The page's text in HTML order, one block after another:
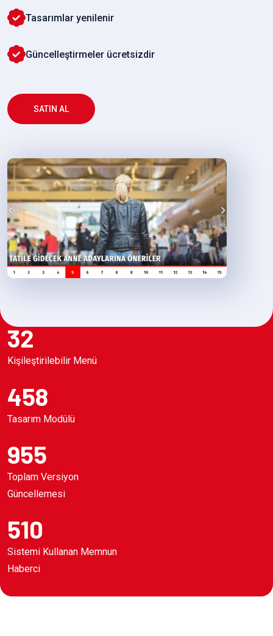
Tasarımlar yenilenir
Güncelleştirmeler ücretsizdir
SATIN AL
32
Kişileştirilebilir Menü
458
Tasarım Modülü
955
Toplam Versiyon
Güncellemesi
510
Sistemi Kullanan Memnun
Haberci